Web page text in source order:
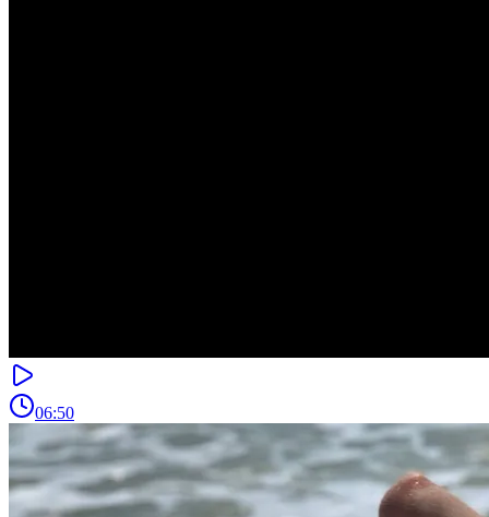
06:50